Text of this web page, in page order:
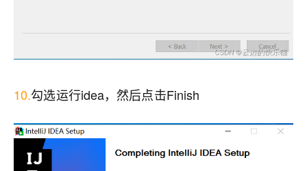
10.勾选运行idea，然后点击Finish